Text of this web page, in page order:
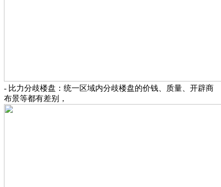
- 比力分歧楼盘：统一区域内分歧楼盘的价钱、质量、开辟商
布景等都有差别，